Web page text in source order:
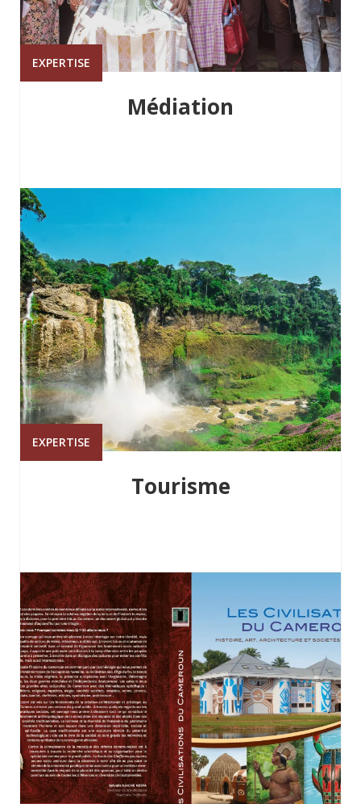
EXPERTISE
Médiation
EXPERTISE
Tourisme